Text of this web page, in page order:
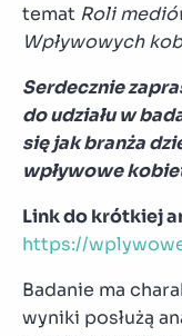
temat Roli
Wpływowych
Serdecznie
do udziału w
się jak branża
wpływowe
Link do krótkiej
https://
Badanie ma
wyniki posłużą